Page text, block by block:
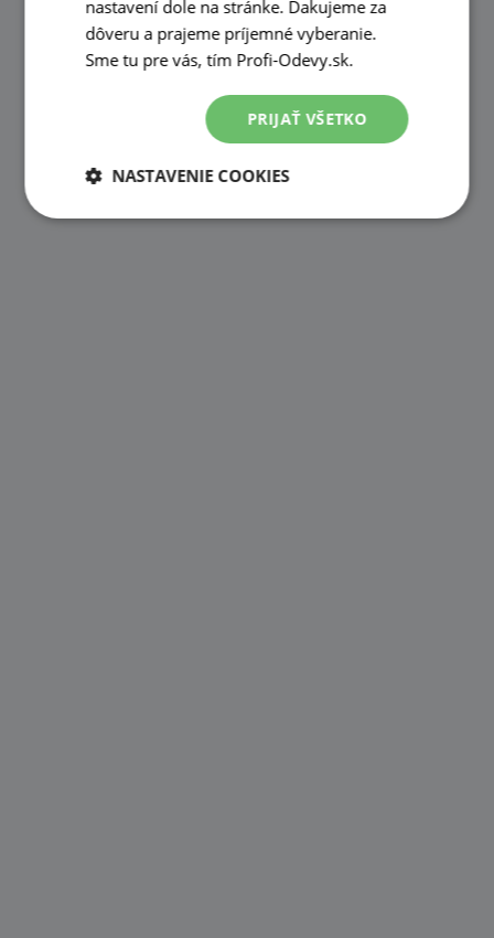
nastavení dole na stránke. Ďakujeme za
dôveru a prajeme príjemné vyberanie.
Sme tu pre vás, tím Profi-Odevy.sk.
PRIJAŤ VŠETKO
NASTAVENIE COOKIES